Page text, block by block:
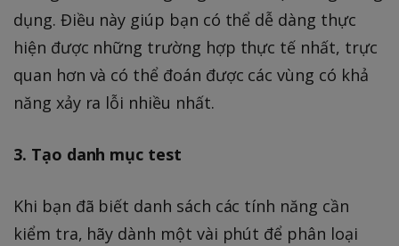
dụng. Điều này giúp bạn có thể dễ dàng thực
hiện được những trường hợp thực tế nhất, trực
quan hơn và có thể đoán được các vùng có khả
năng xảy ra lỗi nhiều nhất.
3. Tạo danh mục test
Khi bạn đã biết danh sách các tính năng cần
kiểm tra, hãy dành một vài phút để phân loại